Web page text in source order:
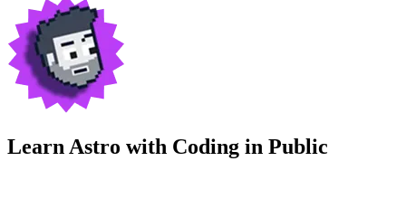
Learn Astro with Coding in Public